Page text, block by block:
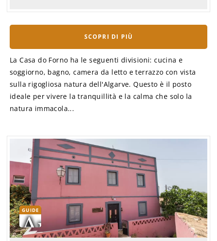
SCOPRI DI PIÙ
La Casa do Forno ha le seguenti divisioni: cucina e
soggiorno, bagno, camera da letto e terrazzo con vista
sulla rigogliosa natura dell'Algarve. Questo è il posto
ideale per vivere la tranquillità e la calma che solo la
natura immacola...
GUIDE